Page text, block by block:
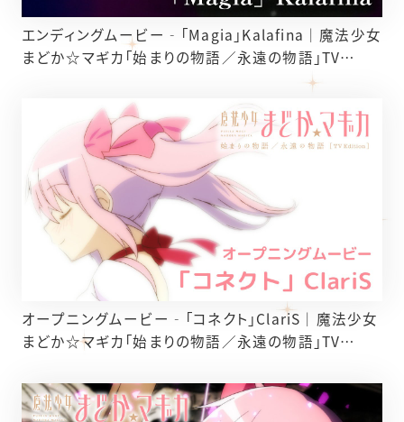
エンディングムービー‐「Magia」Kalafina｜魔法少女
まどか☆マギカ「始まりの物語／永遠の物語」TV
オープニングムービー‐「コネクト」ClariS｜魔法少女
まどか☆マギカ「始まりの物語／永遠の物語」TV